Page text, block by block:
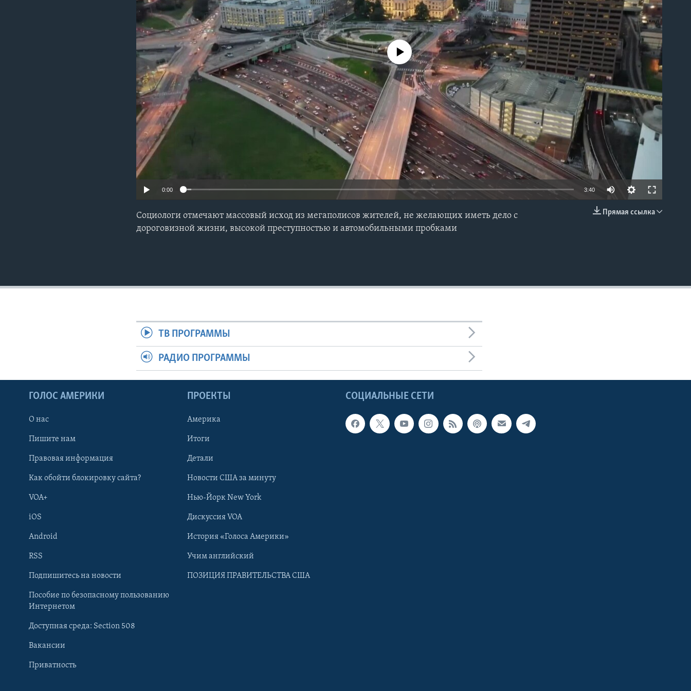
Learning English
Языки
No media source currently available
0:00 3:40
Прямая ссылка
Социологи отмечают массовый исход из мегаполисов жителей, не желающих иметь дело с
дороговизной жизни, высокой преступностью и автомобильными пробками
ТВ ПРОГРАММЫ
РАДИО ПРОГРАММЫ
СОЦИАЛЬНЫЕ СЕТИ
ГОЛОС АМЕРИКИ
О нас
Пишите нам
Правовая информация
Как обойти блокировку сайта?
VOA+
iOS
Android
RSS
Подпишитесь на новости
Пособие по безопасному пользованию
Интернетом
Доступная среда: Section 508
Вакансии
Приватность
ПРОЕКТЫ
Америка
Итоги
Детали
Новости США за минуту
Нью-Йорк New York
Дискуссия VOA
История «Голоса Америки»
Учим английский
ПОЗИЦИЯ ПРАВИТЕЛЬСТВА США